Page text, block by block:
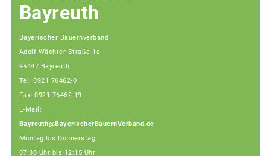
Bayreuth
Bayerischer Bauernverband
Adolf-Wächter-Straße 1a
95447 Bayreuth
Tel: 0921 76462-0
Fax: 0921 76462-19
E-Mail:
Bayreuth@BayerischerBauernVerband.de
Montag bis Donnerstag
07:30 Uhr bis 12:15 Uhr